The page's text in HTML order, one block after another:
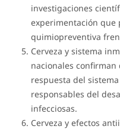
investigaciones
experimentación que
quimiopreventiva
Cerveza y sistema
nacionales
respuesta del
responsables del
infecciosas.
Cerveza y efectos